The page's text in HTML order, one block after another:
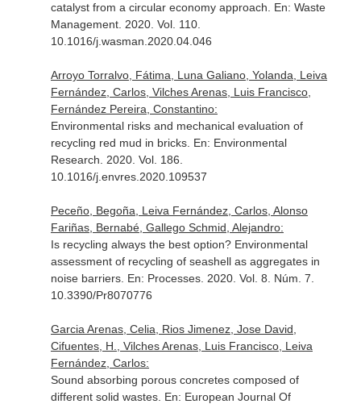
catalyst from a circular economy approach. En: Waste
Management. 2020. Vol. 110.
10.1016/j.wasman.2020.04.046
Arroyo Torralvo, Fátima, Luna Galiano, Yolanda, Leiva
Fernández, Carlos, Vilches Arenas, Luis Francisco,
Fernández Pereira, Constantino:
Environmental risks and mechanical evaluation of
recycling red mud in bricks. En: Environmental
Research . 2020. Vol. 186.
10.1016/j.envres.2020.109537
Peceño, Begoña, Leiva Fernández, Carlos, Alonso
Fariñas, Bernabé, Gallego Schmid, Alejandro:
Is recycling always the best option? Environmental
assessment of recycling of seashell as aggregates in
noise barriers. En: Processes. 2020. Vol. 8. Núm. 7.
10.3390/Pr8070776
Garcia Arenas, Celia, Rios Jimenez, Jose David,
Cifuentes, H., Vilches Arenas, Luis Francisco, Leiva
Fernández, Carlos:
Sound absorbing porous concretes composed of
different solid wastes. En: European Journal Of